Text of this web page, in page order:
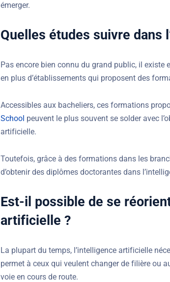
émerger.
Quelles études suivre dans
Pas encore bien connu du grand public, il existe
en plus d’établissements qui proposent des
Accessibles aux bacheliers, ces formations
School peuvent le plus souvent se solder avec
artificielle.
Toutefois, grâce à des formations dans les
d’obtenir des diplômes doctorantes dans
Est-il possible de se
artificielle ?
La plupart du temps, l’intelligence artificielle
permet à ceux qui veulent changer de filière ou
voie en cours de route.